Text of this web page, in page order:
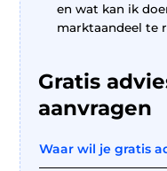
en wat kan ik
marktaandeel te
Gratis
aanvragen